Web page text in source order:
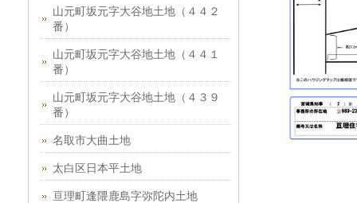
山元町坂元字大谷地土地（４４２
番）
山元町坂元字大谷地土地（４４１
番）
山元町坂元字大谷地土地（４３９
番）
名取市大曲土地
太白区日本平土地
亘理町逢隈鹿島字弥陀内土地